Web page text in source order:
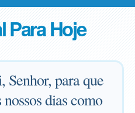
Para Hoje
Senhor, para que
dias como